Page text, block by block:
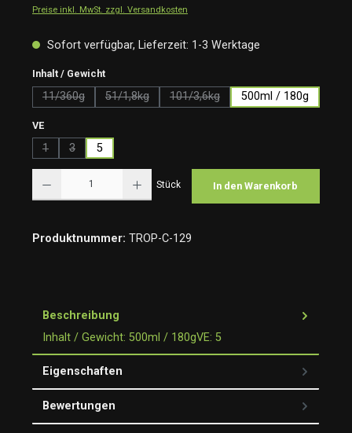
Preise inkl. MwSt. zzgl. Versandkosten
Sofort verfügbar, Lieferzeit: 1-3 Werktage
Inhalt / Gewichtauswählen
11/360g(Diese Option ist zurzeit nicht verfügbar.)
51/1,8kg(Diese Option ist zurzeit nicht verfügbar.)
101/3,6kg(Diese Option ist zurzeit nicht
500ml / 180g
VEauswählen
1(Diese Option ist zurzeit nicht verfügbar.)
3(Diese Option ist zurzeit nicht verfügbar.)
5
Stück In den Warenkorb
Produktnummer: TROP-C-129
Beschreibung
Inhalt / Gewicht: 500ml / 180gVE: 5
Eigenschaften
Bewertungen